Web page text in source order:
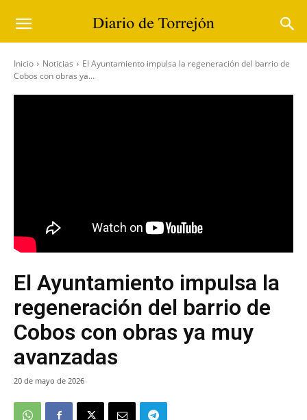
Inicio Noticias
El Ayuntamiento impulsa la regeneración del barrio de
Cobos con obras ya...
El Ayuntamiento impulsa la
regeneración del barrio de
Cobos con obras ya muy
avanzadas
20 de mayo de 2026